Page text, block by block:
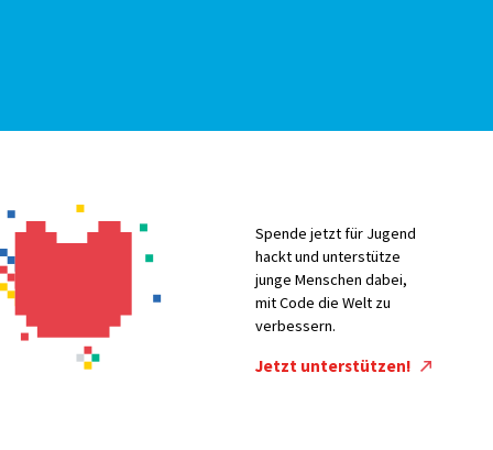
Spende jetzt für Jugend
hackt und unterstütze
junge Menschen dabei,
mit Code die Welt zu
verbessern.
Jetzt unterstützen!